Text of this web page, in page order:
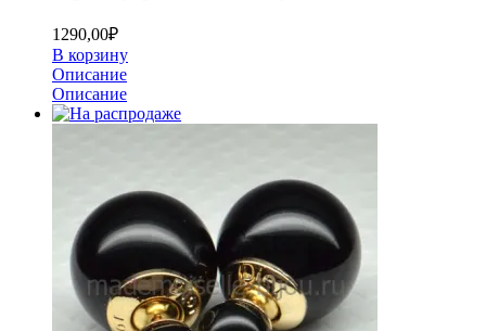
1290,00₽
В корзину
Описание
Описание